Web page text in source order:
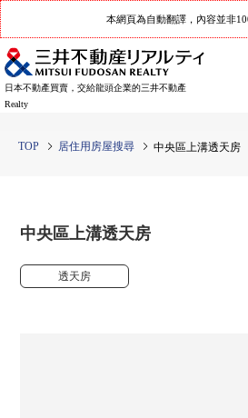
本網頁為自動翻譯，內容並非
日本不動產買賣，交給龍頭企業的三井不動產
Realty
TOP 居住用房屋搜尋 中央區上溝透天房
中央區上溝透天房
透天房